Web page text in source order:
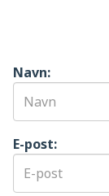
Navn:
E-post: